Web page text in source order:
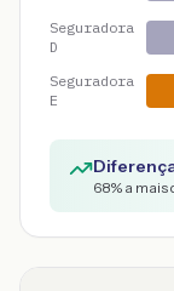
Seguradora
D
Seguradora
E
68% a mais